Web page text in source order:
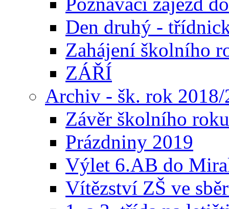
Den druhý -
Zahájení školního
ZÁŘÍ
Archiv - šk. rok 2018/
Závěr školního
Prázdniny 2019
Výlet 6.AB do
Vítězství ZŠ ve